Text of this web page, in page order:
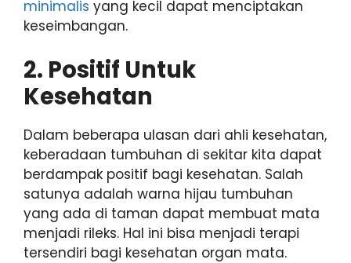
minimalis yang kecil dapat menciptakan
keseimbangan.
2. Positif Untuk
Kesehatan
Dalam beberapa ulasan dari ahli kesehatan,
keberadaan tumbuhan di sekitar kita dapat
berdampak positif bagi kesehatan. Salah
satunya adalah warna hijau tumbuhan
yang ada di taman dapat membuat mata
menjadi rileks. Hal ini bisa menjadi terapi
tersendiri bagi kesehatan organ mata.